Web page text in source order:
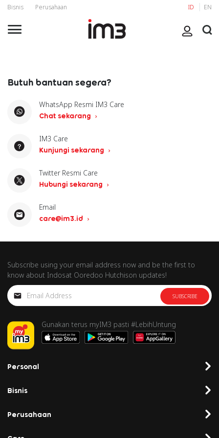
Bisnis Perusahaan ID EN
Butuh bantuan segera?
WhatsApp Resmi IM3 Care
Chat sekarang
IM3 Care
Kunjungi sekarang
Twitter Resmi Care
Hubungi sekarang
Email
care@im3.id
Subscribe using your email address now and be the first to
know about Indosat Ooredoo Hutchison updates!
SUBSCRIBE
Gunakan terus myIM3 pasti #LebihUntung
Personal
Bisnis
Perusahaan